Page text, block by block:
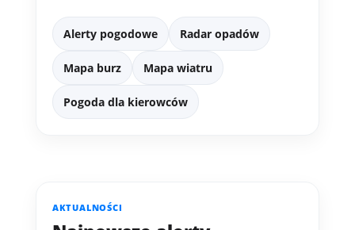
Alerty pogodowe Radar opadów
Mapa burz Mapa wiatru
Pogoda dla kierowców
AKTUALNOŚCI